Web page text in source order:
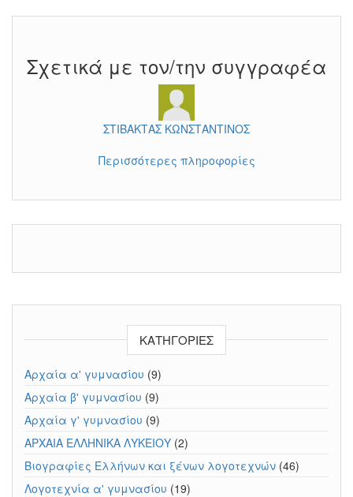
Σχετικά με τον/την συγγραφέα
ΣΤΙΒΑΚΤΑΣ ΚΩΝΣΤΑΝΤΙΝΟΣ
Περισσότερες πληροφορίες
ΚΑΤΗΓΟΡΊΕΣ
Αρχαία α' γυμνασίου (9)
Αρχαία β' γυμνασίου (9)
Αρχαία γ' γυμνασίου (9)
ΑΡΧΑΙΑ ΕΛΛΗΝΙΚΑ ΛΥΚΕΙΟΥ (2)
Βιογραφίες Ελλήνων και ξένων λογοτεχνών (46)
Λογοτεχνία α' γυμνασίου (19)